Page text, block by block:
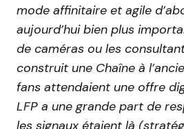
mode affinitaire et agile
aujourd’hui bien plus
de caméras ou les
construit une Chaîne à
fans attendaient une offre
LFP a une grande part de
les signaux étaient là